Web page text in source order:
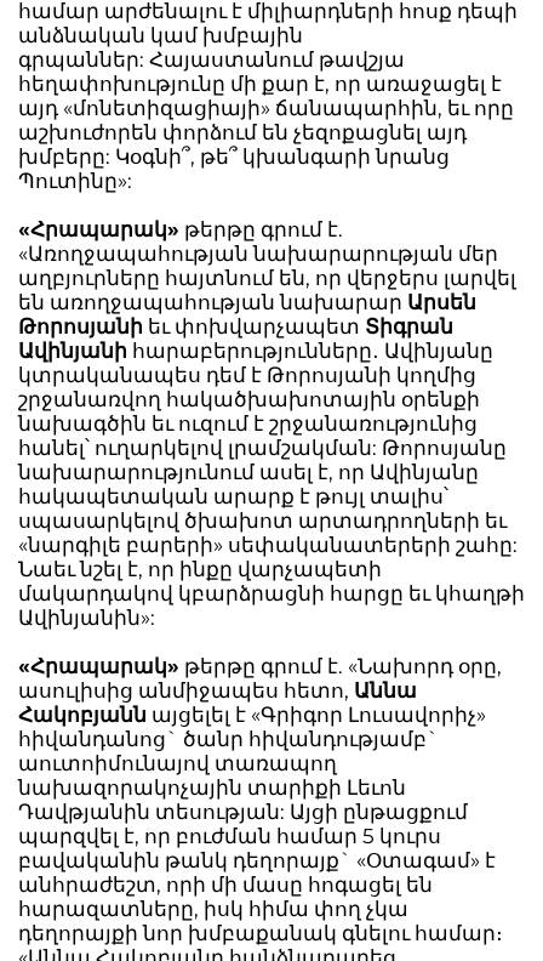
համար արժենալու է միլիարդների հոսք դեպի
անձնական կամ խմբային
գրպաններ: Հայաստանում թավշյա
հեղափոխությունը մի քար է, որ առաջացել է
այդ «մոնետիզացիայի» ճանապարհին, եւ որը
աշխուժորեն փորձում են չեզոքացնել այդ
խմբերը: Կօգնի՞, թե՞ կխանգարի նրանց
Պուտինը»:
«Հրապարակ» թերթը գրում է.
«Առողջապահության նախարարության մեր
աղբյուրները հայտնում են, որ վերջերս լարվել
են առողջապահության նախարար Արսեն
Թորոսյանի եւ փոխվարչապետ Տիգրան
Ավինյանի հարաբերությունները․ Ավինյանը
կտրականապես դեմ է Թորոսյանի կողմից
շրջանառվող հակածխախոտային օրենքի
նախագծին եւ ուզում է շրջանառությունից
հանել՝ ուղարկելով լրամշակման: Թորոսյանը
նախարարությունում ասել է, որ Ավինյանը
հակապետական արարք է թույլ տալիս՝
սպասարկելով ծխախոտ արտադրողների եւ
«նարգիլե բարերի» սեփականատերերի շահը:
Նաեւ նշել է, որ ինքը վարչապետի
մակարդակով կբարձրացնի հարցը եւ կհաղթի
Ավինյանին»:
«Հրապարակ» թերթը գրում է. «Նախորդ օրը,
ասուլիսից անմիջապես հետո, Աննա
Հակոբյանն այցելել է «Գրիգոր Լուսավորիչ»
հիվանդանոց` ծանր հիվանդությամբ`
աուտոիմունայով տառապող
նախազորակոչային տարիքի Լեւոն
Դավթյանին տեսության: Այցի ընթացքում
պարզվել է, որ բուժման համար 5 կուրս
բավականին թանկ դեղորայք` «Օտագամ» է
անհրաժեշտ, որի մի մասը հոգացել են
հարազատները, իսկ հիմա փող չկա
դեղորայքի նոր խմբաքանակ գնելու համար։